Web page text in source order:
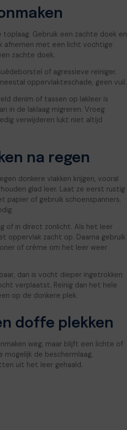
toplaag. Gebruik een zachte doek en
afnemen met een licht vochtige
zachte doek.
of agressieve reiniger.
oppervlakteschade, geen vuil.
denim of tassen op lakleer is
in de laklaag migreren. Vroeg
verwijderen lukt niet altijd
na regen
donkere vlakken krijgen, vooral
glad leer. Laat ze eerst rustig
papier of gebruik schoenspanners.
of in direct zonlicht. Als het leer
oppervlak zacht op. Daarna gebruik
of crème om het leer weer
dan is vocht dieper ingetrokken
verplaatst. Reinig dan het hele
op de donkere plek.
doffe plekken
weg, maar blijft een lichte of
mogelijk de beschermlaag,
uit het leer gehaald.